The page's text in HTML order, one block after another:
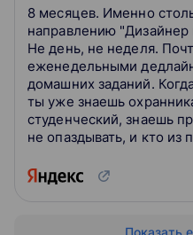
Персональный проект
свободную тему — на этом
достаточно опыта, чтобы
медиахудожнике или
презентаций и сделать
защита итогового
подготовка
визуализация
8 месяцев. Именно
направлению "Дизайнер
Не день, не неделя.
еженедельными
домашних заданий.
ты уже знаешь
студенческий, знаешь
не опаздывать, и кто из
одногрупп...
Показать